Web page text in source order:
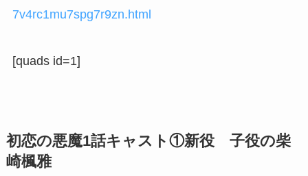
7v4rc1mu7spg7r9zn.html
[quads id=1]
初恋の悪魔1話キャスト①新役 子役の柴
崎楓雅